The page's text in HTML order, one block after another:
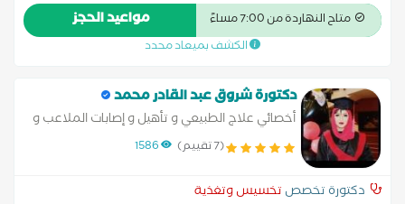
متاح النهاردة من 7:00 مساءً مواعيد الحجز
الكشف بميعاد محدد
دكتورة شروق عبد القادر محمد
أخصائي علاج الطبيعي و تأهيل و إصابات الملاعب و
تغذية العلاجية
(7 تقييم) 1586
دكتورة تخصص تخسيس وتغذية